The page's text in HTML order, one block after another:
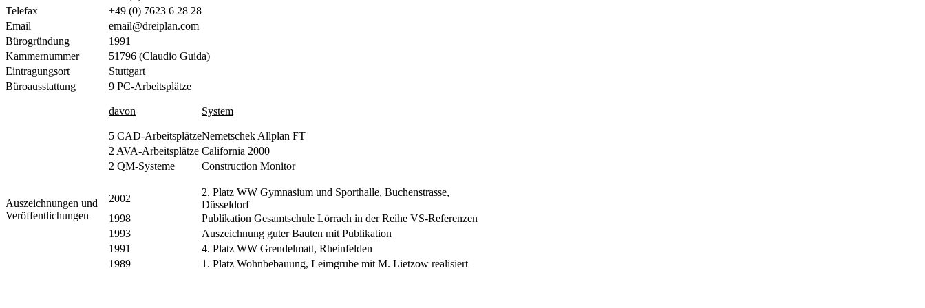
Telefax
+49 (0) 7623 6 28 28
Email
email@dreiplan.com
Bürogründung
1991
Kammernummer
51796 (Claudio Guida)
Eintragungsort
Stuttgart
Büroausstattung
9 PC-Arbeitsplätze
davon System
5 CAD-ArbeitsplätzeNemetschek Allplan FT
2 AVA-Arbeitsplätze California 2000
2 QM-Systeme
Construction Monitor
Auszeichnungen und
Veröffentlichungen
2002
2. Platz WW Gymnasium und Sporthalle, Buchenstrasse,
Düsseldorf
1998
Publikation Gesamtschule Lörrach in der Reihe VS-Referenzen
1993
Auszeichnung guter Bauten mit Publikation
1991
4. Platz WW Grendelmatt, Rheinfelden
1989
1. Platz Wohnbebauung, Leimgrube mit M. Lietzow realisiert